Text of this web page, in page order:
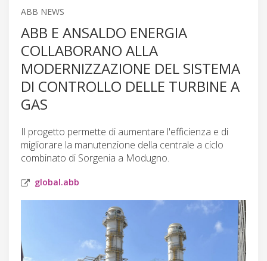
ABB NEWS
ABB E ANSALDO ENERGIA
COLLABORANO ALLA
MODERNIZZAZIONE DEL SISTEMA
DI CONTROLLO DELLE TURBINE A
GAS
Il progetto permette di aumentare l'efficienza e di
migliorare la manutenzione della centrale a ciclo
combinato di Sorgenia a Modugno.
global.abb